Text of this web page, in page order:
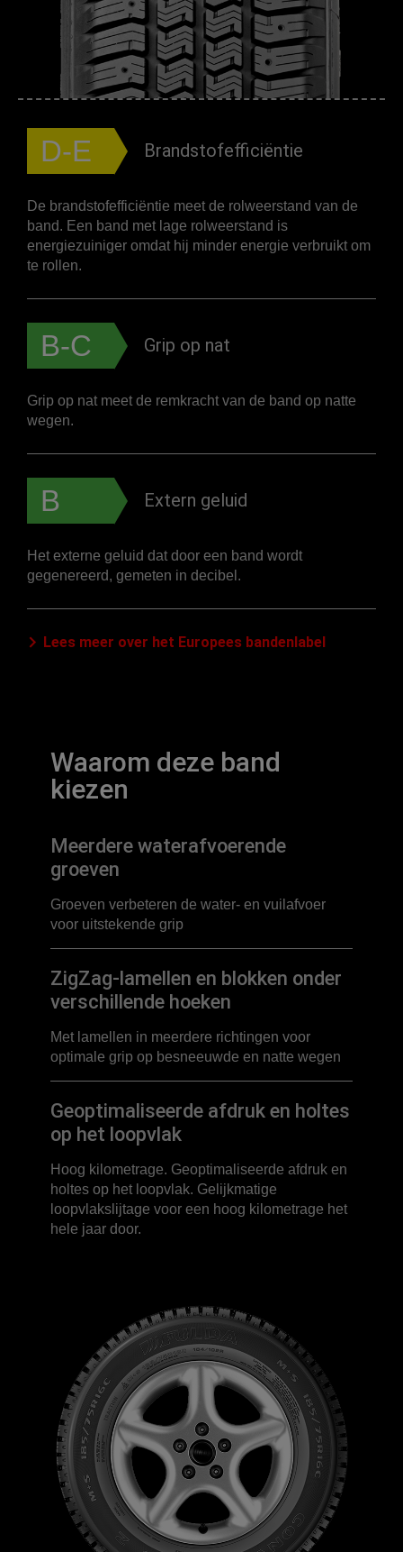
D-E Brandstofefficiëntie
De brandstofefficiëntie meet de rolweerstand van de
band. Een band met lage rolweerstand is
energiezuiniger omdat hij minder energie verbruikt om
te rollen.
B-C Grip op nat
Grip op nat meet de remkracht van de band op natte
wegen.
B Extern geluid
Het externe geluid dat door een band wordt
gegenereerd, gemeten in decibel.
Lees meer over het Europees bandenlabel
Waarom deze band
kiezen
Meerdere waterafvoerende
groeven
Groeven verbeteren de water- en vuilafvoer
voor uitstekende grip
ZigZag-lamellen en blokken onder
verschillende hoeken
Met lamellen in meerdere richtingen voor
optimale grip op besneeuwde en natte wegen
Geoptimaliseerde afdruk en holtes
op het loopvlak
Hoog kilometrage. Geoptimaliseerde afdruk en
holtes op het loopvlak. Gelijkmatige
loopvlakslijtage voor een hoog kilometrage het
hele jaar door.